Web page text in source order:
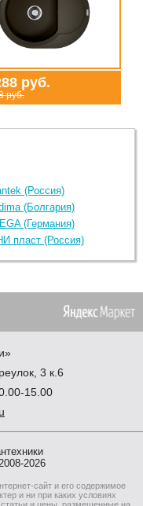
руб.
руб.
(Россия)
(Болгария)
(Германия)
пласт (Россия)
3 к.6
15.00
2026
сайт и его содержимое
и ни при каких условиях